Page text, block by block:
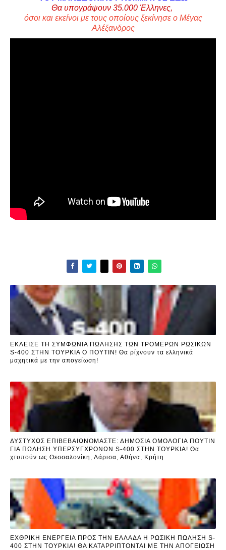
Θα υπογράψουν 35.000 Έλληνες,
όσοι και εκείνοι με τους οποίους ξεκίνησε ο Μέγας
Αλέξανδρος
ΕΚΛΕΙΣΕ ΤΗ ΣΥΜΦΩΝΙΑ ΠΩΛΗΣΗΣ ΤΩΝ ΤΡΟΜΕΡΩΝ ΡΩΣΙΚΩΝ
S-400 ΣΤΗΝ ΤΟΥΡΚΙΑ Ο ΠΟΥΤΙΝ! Θα ρίχνουν τα ελληνικά
μαχητικά με την απογείωση!
ΔΥΣΤΥΧΩΣ ΕΠΙΒΕΒΑΙΩΝΟΜΑΣΤΕ: ΔΗΜΟΣΙΑ ΟΜΟΛΟΓΙΑ ΠΟΥΤΙΝ
ΓΙΑ ΠΩΛΗΣΗ ΥΠΕΡΣΥΓΧΡΟΝΩΝ S-400 ΣΤΗΝ ΤΟΥΡΚΙΑ! Θα
χτυπούν ως Θεσσαλονίκη, Λάρισα, Αθήνα, Κρήτη
ΕΧΘΡΙΚΗ ΕΝΕΡΓΕΙΑ ΠΡΟΣ ΤΗΝ ΕΛΛΑΔΑ Η ΡΩΣΙΚΗ ΠΩΛΗΣΗ S-
400 ΣΤΗΝ ΤΟΥΡΚΙΑ! ΘΑ ΚΑΤΑΡΡΙΠΤΟΝΤΑΙ ΜΕ ΤΗΝ ΑΠΟΓΕΙΩΣΗ